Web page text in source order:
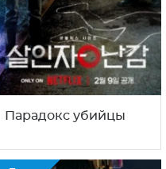
Парадокс убийцы